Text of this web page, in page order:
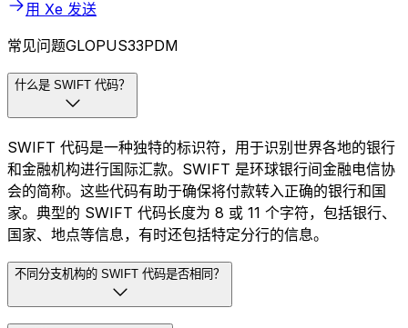
用 Xe 发送
常见问题GLOPUS33PDM
什么是 SWIFT 代码？
SWIFT 代码是一种独特的标识符，用于识别世界各地的银行
和金融机构进行国际汇款。SWIFT 是环球银行间金融电信协
会的简称。这些代码有助于确保将付款转入正确的银行和国
家。典型的 SWIFT 代码长度为 8 或 11 个字符，包括银行、
国家、地点等信息，有时还包括特定分行的信息。
不同分支机构的 SWIFT 代码是否相同？